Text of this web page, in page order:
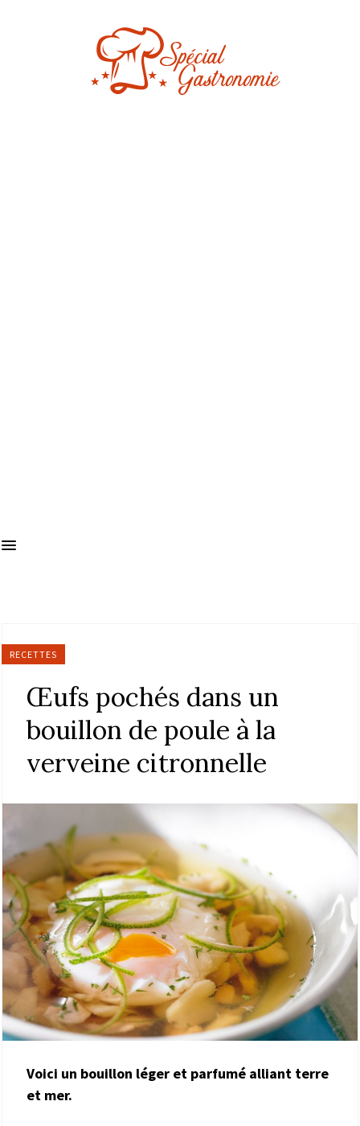
RECETTES
Œufs pochés dans un
bouillon de poule à la
verveine citronnelle
Voici un bouillon léger et parfumé alliant terre
et mer.